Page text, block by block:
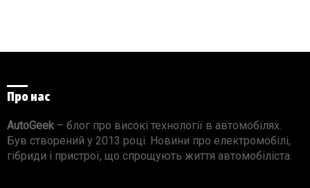
Про нас
AutoGeek– блог про високі технології в автомобілях.
Був створений у 2013 році. Новини про електромобілі,
гібриди і пристрої, що спрощують життя автомобіліста.